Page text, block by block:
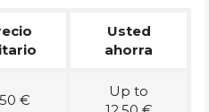
Usted
ahorra
€
Up to